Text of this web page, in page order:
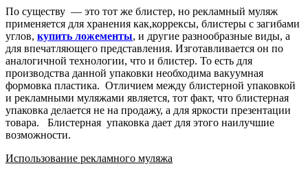
По существу — это тот же блистер, но рекламный муляж
применяется для хранения как,коррексы, блистеры с загибами
углов, купить ложементы, и другие разнообразные виды, а
для впечатляющего представления. Изготавливается он по
аналогичной технологии, что и блистер. То есть для
производства данной упаковки необходима вакуумная
формовка пластика. Отличием между блистерной упаковкой
и рекламными муляжами является, тот факт, что блистерная
упаковка делается не на продажу, а для яркости презентации
товара. Блистерная упаковка дает для этого наилучшие
возможности.
Использование рекламного муляжа